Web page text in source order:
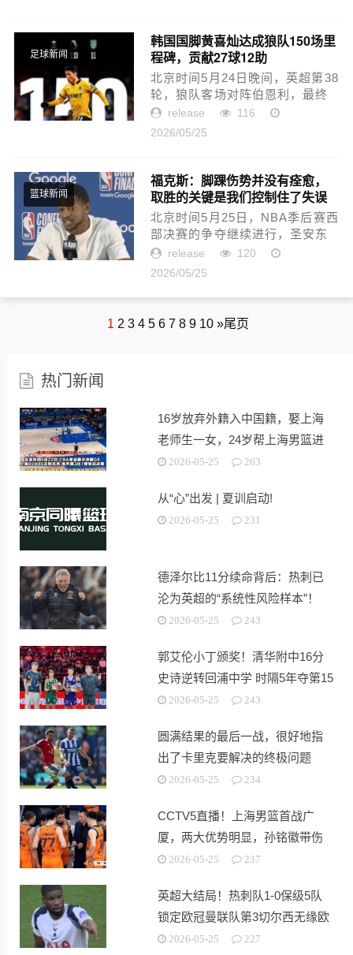
折...
足球新闻
韩国国脚黄喜灿达成狼队150场里
程碑，贡献27球12助
北京时间5月24日晚间，英超第38
轮，狼队客场对阵伯恩利，最终
狼队1-1战平伯恩利。本场比赛，
韩国国脚黄喜灿代表狼队首发出
150...
release
116
2026/05/25
篮球新闻
福克斯：脚踝伤势并没有痊愈，
取胜的关键是我们控制住了失误
北京时间5月25日，NBA季后赛西
部决赛的争夺继续进行，圣安东
尼奥马刺主场103-82战胜俄克拉
荷马雷霆，总比分2-2扳平。赛
体的采访。关于脚踝伤势是否
痊...
release
120
2026/05/25
1 2 3 4 5 6 7 8 9 10 »尾页
热门新闻
16岁放弃外籍入中国籍，娶上海
老师生一女，24岁帮上海男篮进
决赛
2026-05-25 263
从“心”出发 | 夏训启动!
2026-05-25 231
德泽尔比11分续命背后：热刺已
沦为英超的“系统性风险样本”！
2026-05-25 243
郭艾伦小丁颁奖！清华附中16分
史诗逆转回浦中学 时隔5年夺第15
冠2026-05-25 243
圆满结果的最后一战，很好地指
出了卡里克要解决的终极问题
2026-05-25 234
CCTV5直播！上海男篮首战广
厦，两大优势明显，孙铭徽带伤
出战！
2026-05-25 237
英超大结局！热刺队1-0保级5队
锁定欧冠曼联队第3切尔西无缘欧
战2026-05-25 227